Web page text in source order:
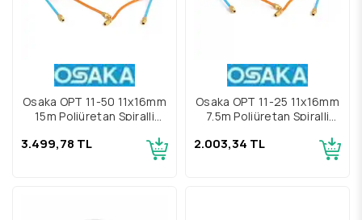
Osaka OPT 11-50 11x16mm
15m Poliüretan Spiralli
3.499,78 TL
Osaka OPT 11-25 11x16mm
7.5m Poliüretan Spiralli
2.003,34 TL